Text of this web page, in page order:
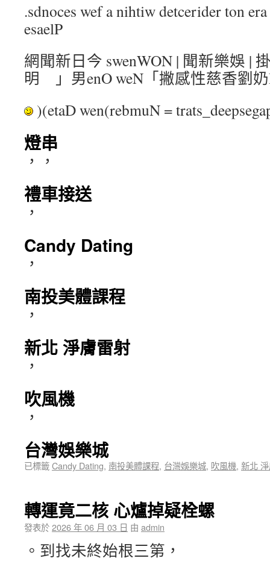
.sdnoces wef a nihtiw detcerider ton
esaelP
網聞新日今 swenWON | 聞新樂娛 |
明 」男enO weN「撇感性慈香劉
)(etaD wen(rebmuN =
燈串
，，
禮車接送
，
Candy Dating
，
南投美體課程
，
新北 淨膚雷射
，
吹風機
，
台灣娛樂城
已標籤Candy Dating, 南投美體課程, 台灣娛樂城, 吹風機, 新北
轉運竟二核 心爐掉疑栓螺
發表於2026 年 06 月 03 日 由 admin
。到找未終始根三第，